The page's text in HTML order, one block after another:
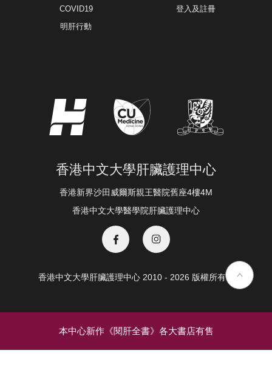
COVID19
明肝行動
登入及註冊
香港中文大學肝臟護理中心
香港新界沙田威爾斯親王醫院舊座4樓4M
香港中文大學醫學院肝臟護理中心
香港中文大學肝臟護理中心 2010 - 2026 版權所有 ©️
本中心新作《閱肝全書》各大書店有售